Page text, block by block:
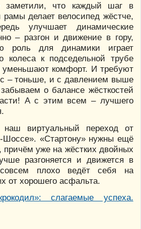
заметили, что каждый шаг в
делает велосипед жёстче,
улучшает динамические
– разгон и движение в гору,
роль для динамики играет
колеса к подседельной трубе
комфорт. И требуют
– тоньше, и с давлением выше
о балансе жёсткостей
А с этим всем – лучшего
виртуальный переход от
Шоссе». «Стартону» нужны ещё
уже на жёстких двойных
разгоняется и движется в
плохо ведёт себя на
от хорошего асфальта.